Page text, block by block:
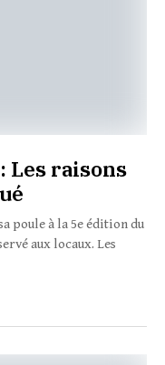
Les raisons
poule à la 5e édition du
aux locaux. Les